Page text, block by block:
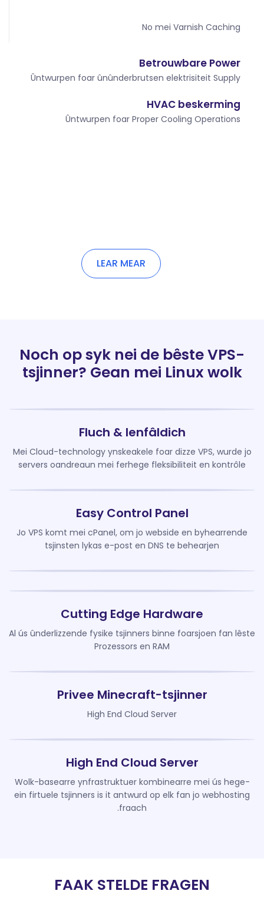
No mei Varnish Caching
Betrouwbare Power
Ûntwurpen foar ûnûnderbrutsen elektrisiteit Supply
HVAC beskerming
Ûntwurpen foar Proper Cooling Operations
LEAR MEAR
Noch op syk nei de bêste VPS-
tsjinner? Gean mei Linux wolk
Fluch & Ienfâldich
Mei Cloud-technology ynskeakele foar dizze VPS, wurde jo
servers oandreaun mei ferhege fleksibiliteit en kontrôle
Easy Control Panel
Jo VPS komt mei cPanel, om jo webside en byhearrende
tsjinsten lykas e-post en DNS te behearjen
Cutting Edge Hardware
Al ús ûnderlizzende fysike tsjinners binne foarsjoen fan lêste
Prozessors en RAM
Privee Minecraft-tsjinner
High End Cloud Server
High End Cloud Server
Wolk-basearre ynfrastruktuer kombinearre mei ús hege-
ein firtuele tsjinners is it antwurd op elk fan jo webhosting
fraach.
FAAK STELDE FRAGEN